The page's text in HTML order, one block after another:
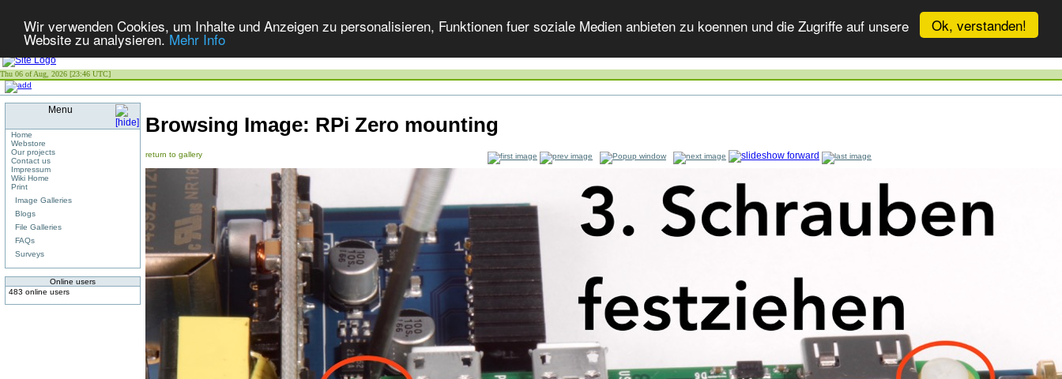
Ok, verstanden!
Wir verwenden Cookies, um Inhalte und Anzeigen zu personalisieren, Funktionen fuer soziale Medien anbieten zu koennen und die Zugriffe auf unsere
Website zu analysieren.Mehr Info
Thu 06 of Aug, 2026 [23:46 UTC]
Menu
Home
Webstore
Our projects
Contact us
Impressum
Wiki Home
Print
Image Galleries
Blogs
File Galleries
FAQs
Surveys
Online users
483 online users
Browsing Image: RPi Zero mounting
return to gallery